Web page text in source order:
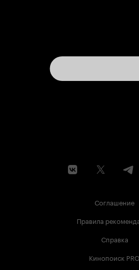
Соглашение
Правила
Справка
Кинопоиск PRO